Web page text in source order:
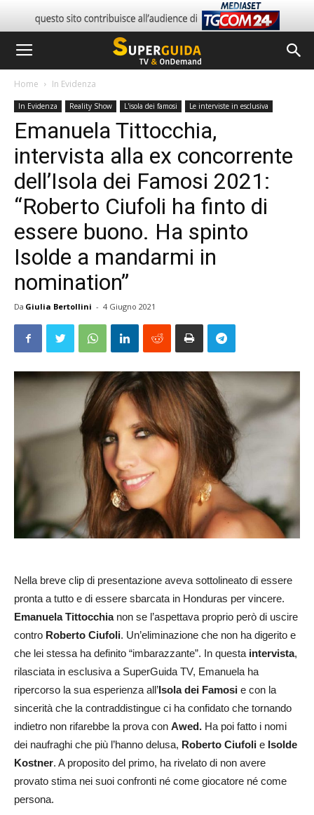
Home In Evidenza
In Evidenza Reality Show L'isola dei famosi Le interviste in esclusiva
Emanuela Tittocchia,
intervista alla ex concorrente
dell’Isola dei Famosi 2021:
“Roberto Ciufoli ha finto di
essere buono. Ha spinto
Isolde a mandarmi in
nomination”
Da Giulia Bertollini - 4 Giugno 2021
Nella breve clip di presentazione aveva sottolineato di essere
pronta a tutto e di essere sbarcata in Honduras per vincere.
Emanuela Tittocchianon se l’aspettava proprio però di uscire
contro Roberto Ciufoli. Un’eliminazione che non ha digerito e
che lei stessa ha definito “imbarazzante”. In questa intervista,
rilasciata in esclusiva a SuperGuida TV, Emanuela ha
ripercorso la sua esperienza all’Isola dei Famosi e con la
sincerità che la contraddistingue ci ha confidato che tornando
indietro non rifarebbe la prova con Awed. Ha poi fatto i nomi
dei naufraghi che più l’hanno delusa, Roberto Ciufoli e Isolde
Kostner. A proposito del primo, ha rivelato di non avere
provato stima nei suoi confronti né come giocatore né come
persona.